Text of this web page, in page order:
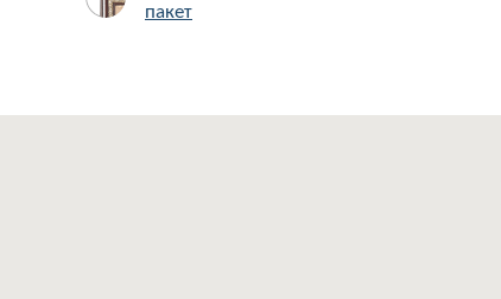
пакет